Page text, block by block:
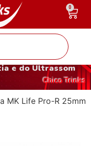
mundo da
e do Ultrassom
Chico Trinks
MK Life Pro-R 25mm
0